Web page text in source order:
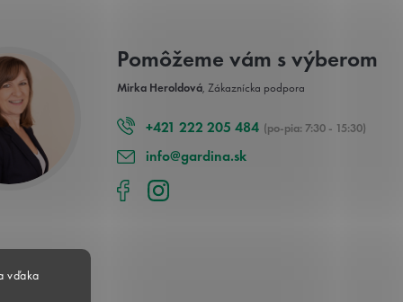
vďaka
Pomôžeme vám s výberom
Mirka Heroldová, Zákaznícka podpora
+421 222 205 484 (po-pia: 7:30 - 15:30)
info@gardina.sk